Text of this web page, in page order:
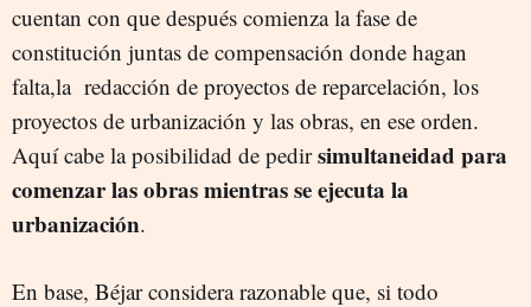
cuentan con que después comienza la fase de
constitución juntas de compensación donde hagan
falta,la redacción de proyectos de reparcelación, los
proyectos de urbanización y las obras, en ese orden.
Aquí cabe la posibilidad de pedirsimultaneidad para
comenzar las obras mientras se ejecuta la
urbanización.
En base, Béjar considera razonable que, si todo